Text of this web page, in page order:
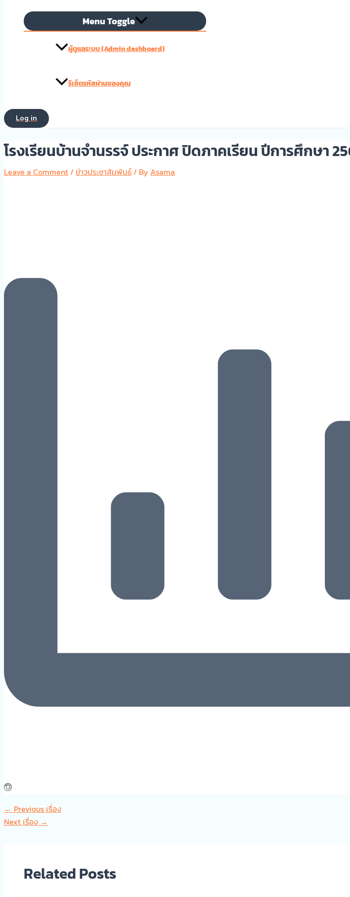
Menu Toggle
ผู้ดูแลระบบ (Admin dashboard)
รีเซ็ตรหัสผ่านของคุณ
Log in
โรงเรียนบ้านจำนรรจ์ ประกาศ ปิดภาคเรียน ปีการศึกษา
Leave a Comment/ ข่าวประชาสัมพันธ์/ By Asama
← Previous เรื่อง
Next เรื่อง →
Related Posts